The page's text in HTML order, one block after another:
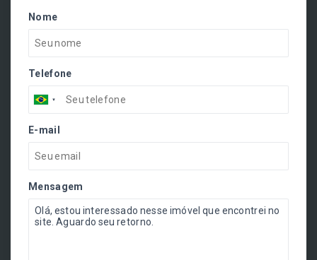
Nome
Telefone
E-mail
Mensagem